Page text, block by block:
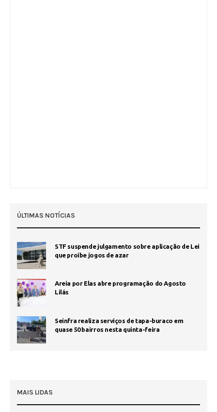
ÚLTIMAS NOTÍCIAS
STF suspende julgamento sobre aplicação de Lei
que proíbe jogos de azar
Areia por Elas abre programação do Agosto
Lilás
Seinfra realiza serviços de tapa-buraco em
quase 50 bairros nesta quinta-feira
MAIS LIDAS